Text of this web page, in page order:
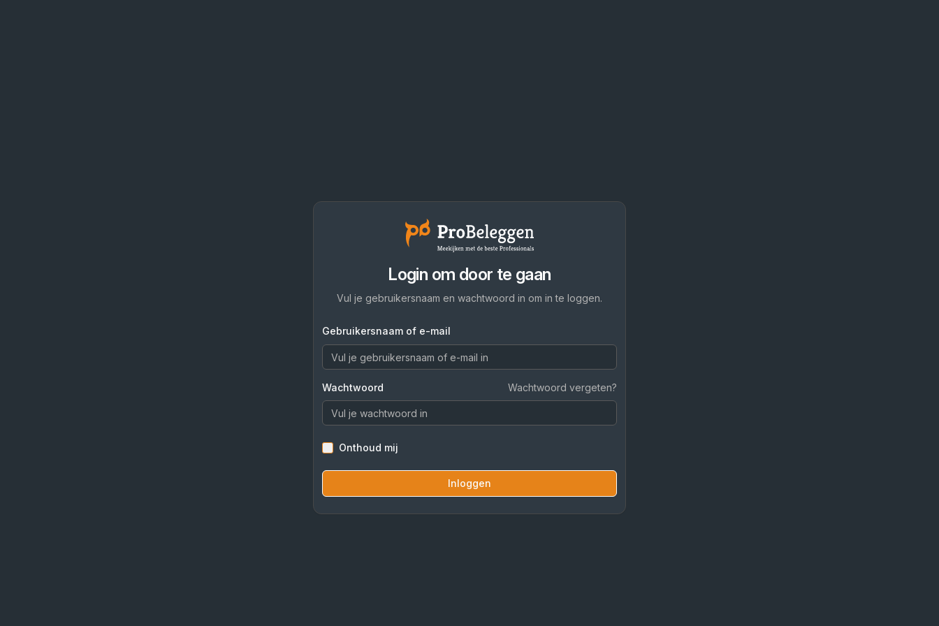
Login om door te gaan
Vul je gebruikersnaam en wachtwoord in om in te loggen.
Gebruikersnaam of e-mail
Wachtwoord Wachtwoord vergeten?
Onthoud mij
Inloggen